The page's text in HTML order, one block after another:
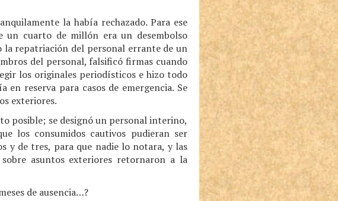
la había rechazado. Para ese
un cuarto de millón era un desembolso
la repatriación del personal errante de un
del personal, falsificó firmas cuando
los originales periodísticos e hizo todo
reserva para casos de emergencia. Se
exteriores.
posible; se designó un personal interino,
los consumidos cautivos pudieran ser
y de tres, para que nadie lo notara, y las
asuntos exteriores retornaron a la
de ausencia…?